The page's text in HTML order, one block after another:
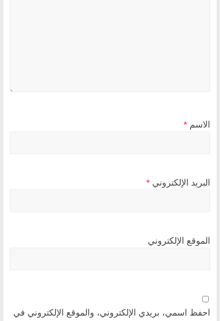
الاسم *
البريد الإلكتروني *
الموقع الإلكتروني
احفظ اسمي، بريدي الإلكتروني، والموقع الإلكتروني في